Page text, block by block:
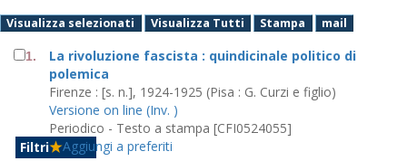
Visualizza selezionati Visualizza Tutti Stampa mail
1.
La rivoluzione fascista : quindicinale politico di
polemica
Firenze : [s. n.], 1924-1925 (Pisa : G. Curzi e figlio)
Versione on line (Inv. )
Periodico - Testo a stampa [CFI0524055]
Aggiungi a preferiti
Filtri